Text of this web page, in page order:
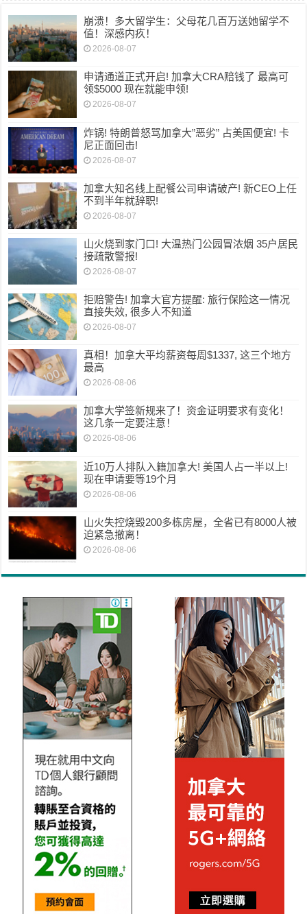
崩溃！多大留学生：父母花几百万送她留学不
值！深感内疚！
2026-08-07
申请通道正式开启! 加拿大CRA赔钱了 最高可
领$5000 现在就能申领!
2026-08-07
炸锅! 特朗普怒骂加拿大”恶劣” 占美国便宜! 卡
尼正面回击!
2026-08-07
加拿大知名线上配餐公司申请破产! 新CEO上任
不到半年就辞职!
2026-08-07
山火烧到家门口! 大温热门公园冒浓烟 35户居民
接疏散警报!
2026-08-07
拒赔警告! 加拿大官方提醒: 旅行保险这一情况
直接失效, 很多人不知道
2026-08-07
真相！加拿大平均薪资每周$1337, 这三个地方
最高
2026-08-06
加拿大学签新规来了！资金证明要求有变化！
这几条一定要注意！
2026-08-06
近10万人排队入籍加拿大! 美国人占一半以上!
现在申请要等19个月
2026-08-06
山火失控烧毁200多栋房屋，全省已有8000人被
迫紧急撤离！
2026-08-06